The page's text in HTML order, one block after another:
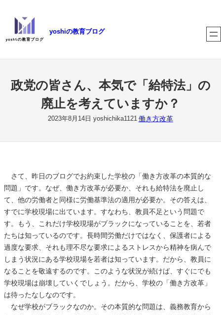
yoshiの教育ブログ
政党の皆さん、本気で「給特法」の
廃止を考えていますか？
2023年8月14日 yoshichika1121 働き方改革
さて、昨日のブログでお約束した学校の「働き方改革の本質的な
問題」です。なぜ、働き方改革が必要か、それも給特法を廃止し
て、他の労働者と同様に労働基準法の適用が必要か。その答えは、
すでに学校現場に出ています。すなわち、教員不足という問題で
す。もう、これだけ学校現場がブラックになっていることを、若者
たちは知っているのです。長時間労働だけではなく、保護者による
過度な要求、それも理不尽な要求によるストレスから精神を病んで
しまう状況にある学校現場を若者は知っています。だから、教員に
なることを敬遠するのです。このような状況が続けば、すぐにでも
学校現場は崩壊していくでしょう。だから、学校の「働き方改革」
は待ったなしなのです。
なぜ学校がブラックなのか。その本質的な問題は、義務教育から